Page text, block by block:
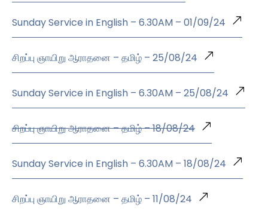
Sunday Service in English – 6.30AM – 01/09/24
சிறப்பு ஞாயிறு ஆராதனை – தமிழ் – 25/08/24
Sunday Service in English – 6.30AM – 25/08/24
சிறப்பு ஞாயிறு ஆராதனை – தமிழ் – 18/08/24
Sunday Service in English – 6.30AM – 18/08/24
சிறப்பு ஞாயிறு ஆராதனை – தமிழ் – 11/08/24